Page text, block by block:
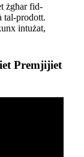
żgħar fid-
tal-prodott.
intużat,
Premjijiet